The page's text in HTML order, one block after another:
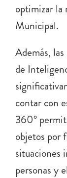
optimizar la
Municipal.
Además,
de
contar con
360°
objetos por
situaciones
personas y